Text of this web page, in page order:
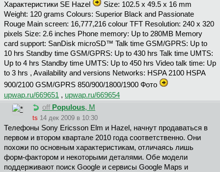
Характеристики SE Hazel
Size: 102.5 x 49.5 x 16 mm
Weight: 120 grams Colours: Superior Black and Passionate
Rouge Main screen: 16,777,216 colour TFT Resolution: 240 x 320
pixels Size: 2.6 inches Phone memory: Up to 280MB Memory
card support: SanDisk microSD™ Talk time GSM/GPRS: Up to
10 hrs Standby time GSM/GPRS: Up to 430 hrs Talk time UMTS:
Up to 4 hrs Standby time UMTS: Up to 450 hrs Video talk time: Up
to 3 hrs , Availability and versions Networks: HSPA 2100 HSPA
900/2100 GSM/GPRS 850/900/1800/1900 Фото
upwap.ru/669651 , upwap.ru/669654
off Populous, М
ts 14 дек 2009 в 10:30
Телефоны Sony Ericsson Elm и Hazel, начнут продаваться в
первом и втором квартале 2010 года соответственно. Они
похожи по основным характеристикам, отличаясь лишь
форм-фактором и некоторыми деталями. Обе модели
поддерживают поиск Google и сервисы Google Maps и